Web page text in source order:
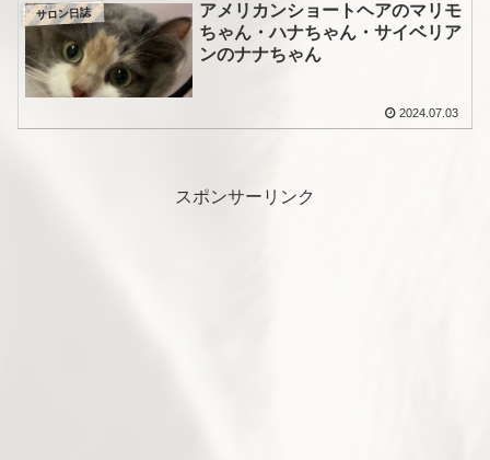
サロン日誌
アメリカンショートヘアのマリモ
ちゃん・ハナちゃん・サイベリア
ンのナナちゃん
2024.07.03
スポンサーリンク